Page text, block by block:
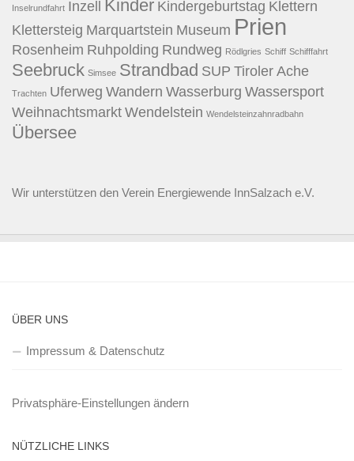
Inselrundfahrt Inzell Kinder Kindergeburtstag Klettern
Klettersteig Marquartstein Museum Prien
Rosenheim Ruhpolding Rundweg Rödlgries Schiff Schifffahrt
Seebruck Simsee Strandbad SUP Tiroler Ache
Trachten Uferweg Wandern Wasserburg Wassersport
Weihnachtsmarkt Wendelstein Wendelsteinzahnradbahn
Übersee
Wir unterstützen den Verein Energiewende InnSalzach e.V.
ÜBER UNS
Impressum & Datenschutz
Privatsphäre-Einstellungen ändern
NÜTZLICHE LINKS